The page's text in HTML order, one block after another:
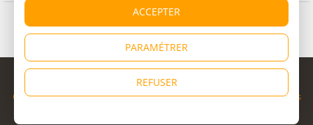
© Copyright 1998 - 2026
Cybevasion|Mentions légales|Confidentialité|CGU|Informations
ACCEPTER
PARAMÉTRER
REFUSER